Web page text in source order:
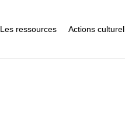
Les ressources Actions